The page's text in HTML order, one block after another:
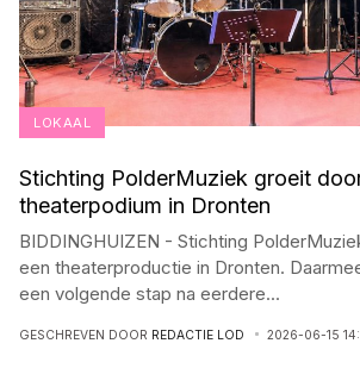
LOKAAL
Stichting PolderMuziek groeit
theaterpodium in Dronten
BIDDINGHUIZEN - Stichting
een theaterproductie in Dronten.
een volgende stap na eerdere...
GESCHREVEN DOOR REDACTIE LOD 2026-06-15